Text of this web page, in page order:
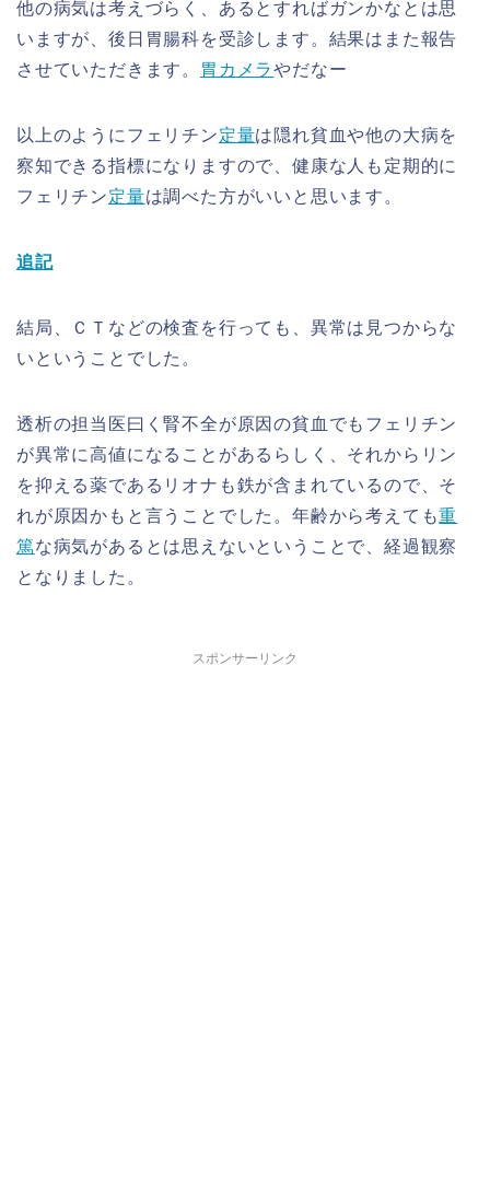
他の病気は考えづらく、あるとすればガンかなとは思
いますが、後日胃腸科を受診します。結果はまた報告
させていただきます。
胃カメラやだなー
以上のようにフェリチン定量は隠れ貧血や他の大病を
察知できる指標になりますので、健康な人も定期的に
フェリチン定量は調べた方がいいと思います。
追記
結局、ＣＴなどの検査を行っても、異常は見つからな
いということでした。
透析の担当医曰く腎不全が原因の貧血でもフェリチン
が異常に高値になることがあるらしく、それからリン
を抑える薬であるリオナも鉄が含まれているので、そ
れが原因かもと言うことでした。年齢から考えても重
篤な病気があるとは思えないということで、経過観察
となりました。
スポンサーリンク